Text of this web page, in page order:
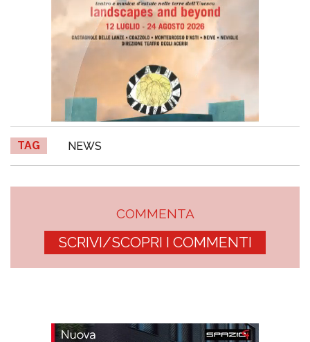
TAG NEWS
COMMENTA
SCRIVI/SCOPRI I COMMENTI